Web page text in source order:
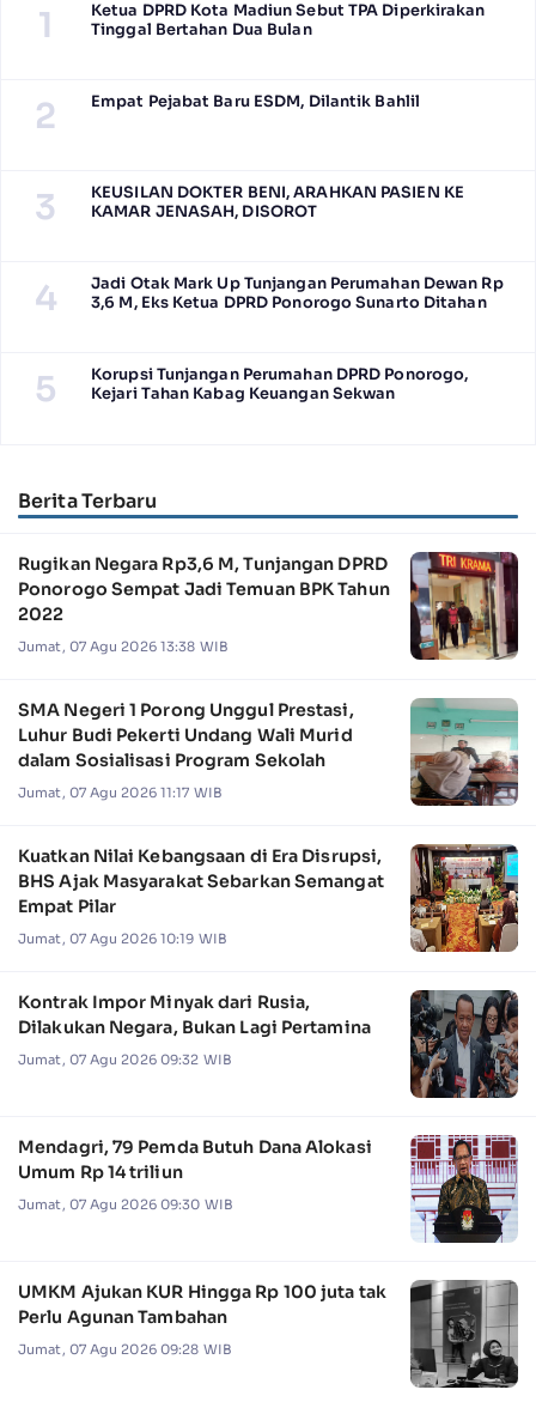
1
Ketua DPRD Kota Madiun Sebut TPA Diperkirakan
Tinggal Bertahan Dua Bulan
2 Empat Pejabat Baru ESDM, Dilantik Bahlil
3
KEUSILAN DOKTER BENI, ARAHKAN PASIEN KE
KAMAR JENASAH, DISOROT
4
Jadi Otak Mark Up Tunjangan Perumahan Dewan Rp
3,6 M, Eks Ketua DPRD Ponorogo Sunarto Ditahan
5
Korupsi Tunjangan Perumahan DPRD Ponorogo,
Kejari Tahan Kabag Keuangan Sekwan
Berita Terbaru
Rugikan Negara Rp3,6 M, Tunjangan DPRD
Ponorogo Sempat Jadi Temuan BPK Tahun
2022
Jumat, 07 Agu 2026 13:38 WIB
SMA Negeri 1 Porong Unggul Prestasi,
Luhur Budi Pekerti Undang Wali Murid
dalam Sosialisasi Program Sekolah
Jumat, 07 Agu 2026 11:17 WIB
Kuatkan Nilai Kebangsaan di Era Disrupsi,
BHS Ajak Masyarakat Sebarkan Semangat
Empat Pilar
Jumat, 07 Agu 2026 10:19 WIB
Kontrak Impor Minyak dari Rusia,
Dilakukan Negara, Bukan Lagi Pertamina
Jumat, 07 Agu 2026 09:32 WIB
Mendagri, 79 Pemda Butuh Dana Alokasi
Umum Rp 14 triliun
Jumat, 07 Agu 2026 09:30 WIB
UMKM Ajukan KUR Hingga Rp 100 juta tak
Perlu Agunan Tambahan
Jumat, 07 Agu 2026 09:28 WIB